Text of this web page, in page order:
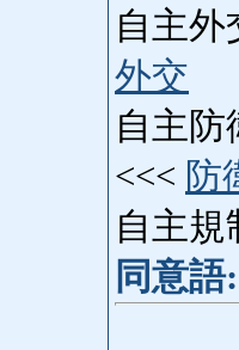
自主外
外交
自主防
<<< 防
自主
同意語: